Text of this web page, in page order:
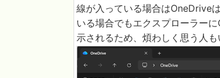
線が入っている場合はOneDrive
いる場合でもエクスプローラー
示されるため、煩わしく思う人も